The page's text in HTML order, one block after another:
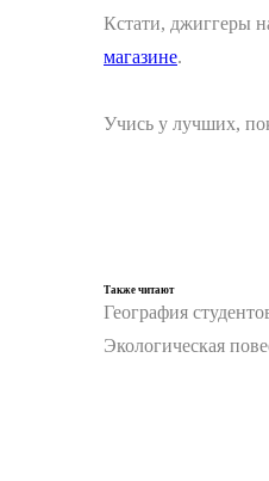
Кстати, джиггеры
магазине.
Учись у лучших,
Также читают
География
Экологическая